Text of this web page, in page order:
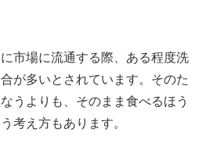
市場に流通する際、ある程度洗
が多いとされています。そのた
うよりも、そのまま食べるほう
考え方もあります。